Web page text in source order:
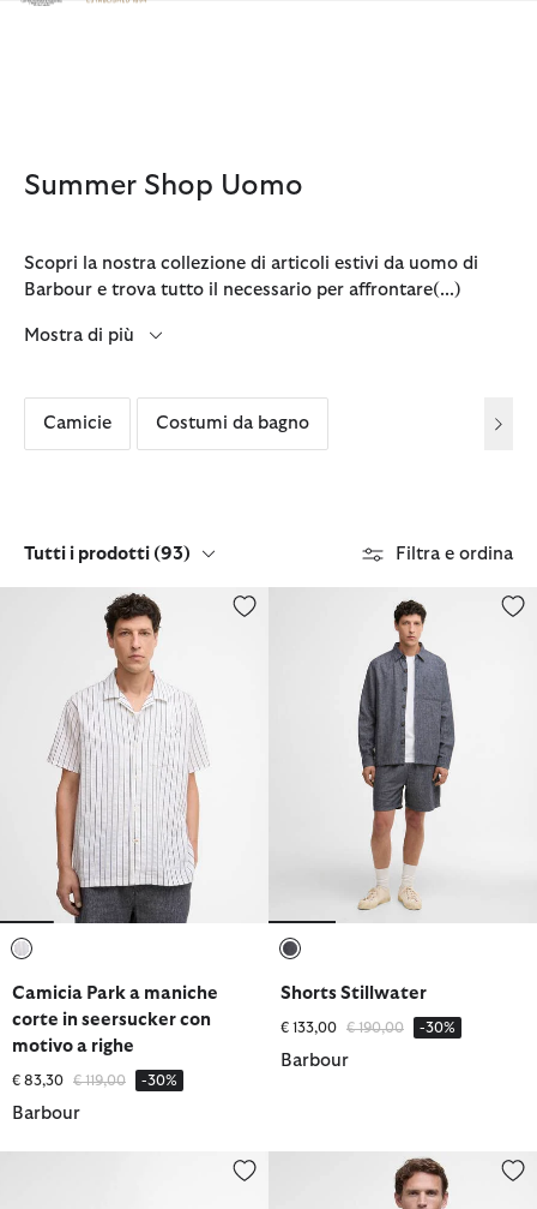
Clicca per visualizzare la nostra Dichiarazione di Accessibilità
Summer Shop Uomo
Scopri la nostra collezione di articoli estivi da uomo di
Barbour e trova tutto il necessario per affrontare(...)
Mostra di più
Camicie Costumi da bagno
Tutti i prodotti (93) Filtra e ordina
Camicia Park a maniche corte in seersucker con motivo a righe
Camicia Park a maniche
corte in seersucker con
motivo a righe
€ 83,30 Prezzo ridotto da
€ 119,00a -30%
Barbour
Shorts Stillwater
Shorts Stillwater
€ 133,00 Prezzo ridotto da
€ 190,00a -30%
Barbour
Asciugamano da mare Archive Polo Heydon Performance a